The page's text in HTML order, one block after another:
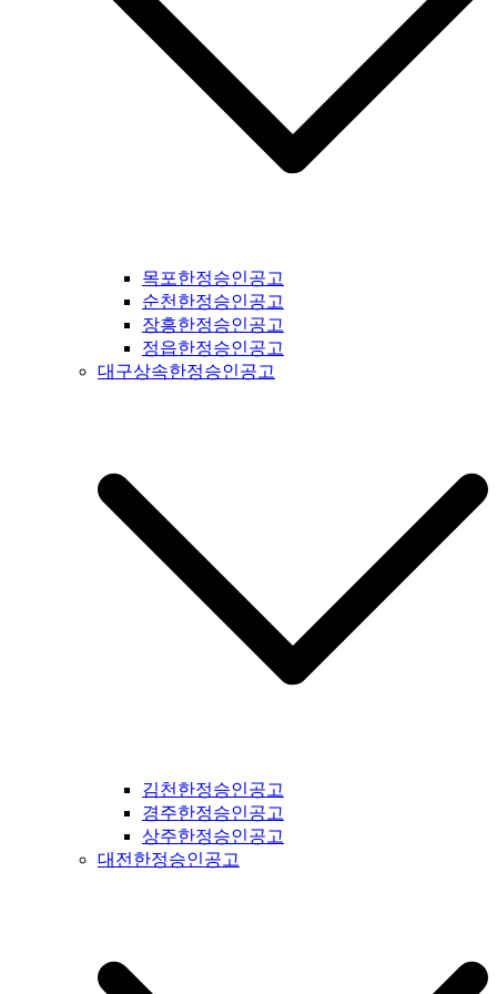
신문공고 #부천신문공고 #광명신문공고 #시흥신문공고 #안산
신문공고 #안양신문공고 #의왕신문공고 #과천신문공고 #성남
신문공고 #광주시신문공고 #광주신문공고 #경기도광주신문공
고 #양평신문공고 #여주신문공고 #이천신문공고 #용인신문공
고 #수원신문공고 #화성신문공고 #오산신문공고 #인천신문공
고 #평택신문공고 #안성신문공고 #대부도신문공고 #제부도신
문공고 #오이도신문공고 #서울신문공고 #강서구신문공고 #양
천구신문공고 #구로구신문공고 #영등포구신문공고 #금천구신
문공고 #노원구신문공고 #중랑구신문공고 #강원도신문공고 #
철원군신문공고 #양구군신문공고 #인제군신문공고 #고성군신
문공고 #속초신문공고 #양양신문공고 #홍천신문공고 #화천신
문공고 #춘천신문공고 #횡성신문공고 #원주신문공고 #평창신
문공고 #정선신문공고 #강릉신문공고 #동해신문공고 #삼척신
주신문공고 #보은신문공고 #옥천신문공고 #영동신문공고 #오
창신문공고 #충남신문공고 #충청남도신문공고 #태안신문공고
#서산신문공고 #당진신문공고 #홍성신문공고 #예산신문공고 #
아산신문공고 #천안신문공고 #청양신문공고 #안면도신문공고
#보령신문공고 #부여신문공고 #서천신문공고 #논산신문공고 #
계룡신문공고 #공주신문공고 #금산신문공고 #덕산신문공고 #
정안신문공고 #공주신문공고 #안면도신문공고 #대전신문공고
#전라북도신문공고 #전북신문공고 #군산신문공고 #익산신문
공고 #완주신문공고 #김제신문공고 #전주신문공고 #진안신문
공고 #무주신문공고 #장수신문공고 #임실신문공고 #부안신문
신문공고 #순천신문공고 #여수신문공고 #고흥신문공고 #완도
신문공고 #해남신문공고 #강진신문공고 #장흥신문공고 #영암
신문공고 #광주신문공고 #무안신문공고 #함평신문공고 #신안
신문공고 #진도신문공고 #보성신문공고 #경상북도신문공고 #
군위신문공고 #김천신문공고 #구미신문공고 #칠곡신문공고 #
성주신문공고 #포항신문공고 #영천신문공고 #경주신문공고 #
목포한정승인공고
순천한정승인공고
장흥한정승인공고
정읍한정승인공고
대구상속한정승인공고
김천한정승인공고
경주한정승인공고
상주한정승인공고
대전한정승인공고